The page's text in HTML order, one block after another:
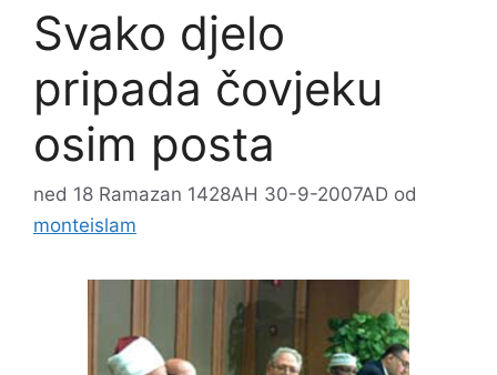
Svako djelo
pripada čovjeku
osim posta
ned 18 Ramazan 1428AH 30-9-2007AD od
monteislam